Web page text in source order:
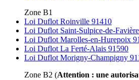
Zone B1
Loi Duflot Roinville 91410
Loi Duflot Saint-Sulpice-de-
Loi Duflot Marolles-en-Hurepoix
Loi Duflot La Ferté-Alais 91590
Loi Duflot Morigny-Champigny
Zone B2 (Attention : une